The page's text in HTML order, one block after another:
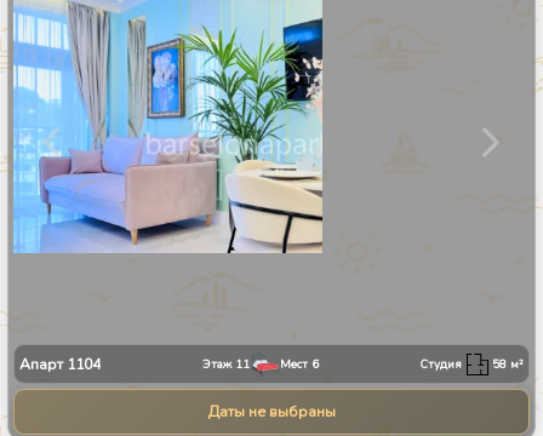
Апарт 1104 Этаж 11 Мест 6 Студия 58 м²
Даты не выбраны